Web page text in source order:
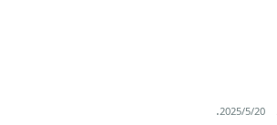
20‏/5‏/2025
.